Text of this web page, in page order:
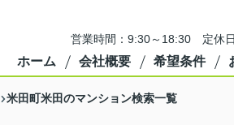
営業時間：9:30～18:30 定休
ホーム 会社概要 希望条件
米田町米田のマンション検索一覧